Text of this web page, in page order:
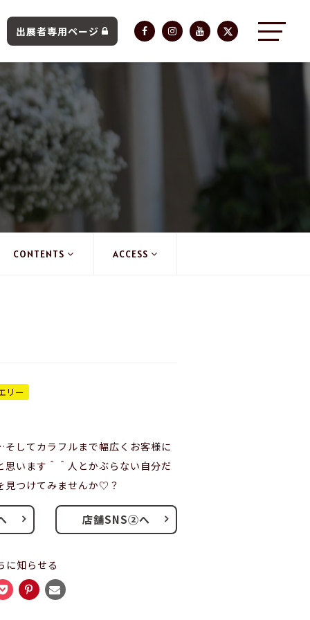
出展者専用ページ
CONTENTS ACCESS
リー
してカラフルまで幅広くお客様に
思います＾＾人とかぶらない自分だ
見つけてみませんか♡？
店舗SNS②へ
に知らせる